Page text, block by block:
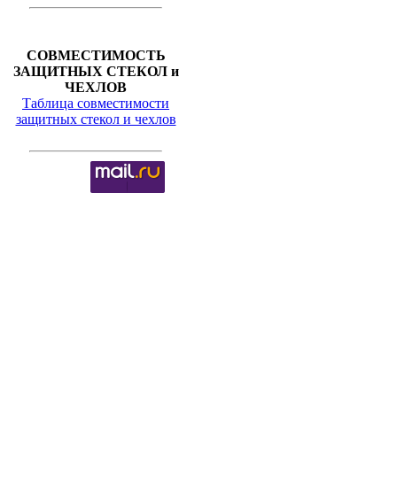
СОВМЕСТИМОСТЬ
ЗАЩИТНЫХ СТЕКОЛ и
ЧЕХЛОВ
Таблица совместимости
защитных стекол и чехлов